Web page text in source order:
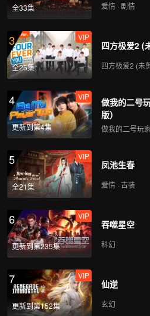
全33集 爱情 · 剧情
3
全25集
VIP
四方极爱2 (
四方极爱2 (未
4
更新到第4集
VIP
做我的二号
版）
做我的二号玩
5
全21集
VIP
凤池生春
爱情 · 古装
6
更新到第235集
VIP
吞噬星空
科幻
7
更新到第152集
VIP
仙逆
玄幻